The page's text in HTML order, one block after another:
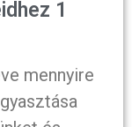
1
mennyire